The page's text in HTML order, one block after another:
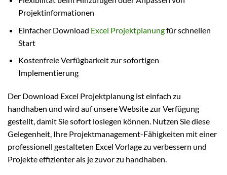
Projektinformationen
Einfacher Download Excel Projektplanungfür schnellen
Start
Kostenfreie Verfügbarkeit zur sofortigen
Implementierung
Der Download Excel Projektplanung ist einfach zu
handhaben und wird auf unsere Website zur Verfügung
gestellt, damit Sie sofort loslegen können. Nutzen Sie diese
Gelegenheit, Ihre Projektmanagement-Fähigkeiten mit einer
professionell gestalteten Excel Vorlage zu verbessern und
Projekte effizienter als je zuvor zu handhaben.